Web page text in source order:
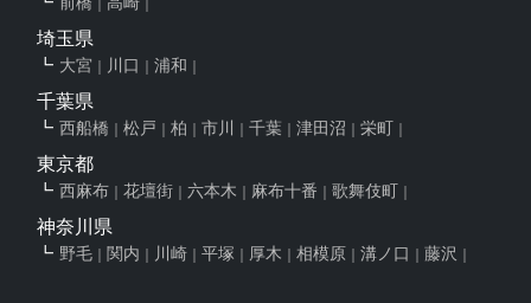
埼玉県
大宮 川口 浦和
千葉県
西船橋 松戸 柏 市川 千葉 津田沼 栄町
東京都
西麻布 花壇街 六本木 麻布十番 歌舞伎町
神奈川県
野毛 関内 川崎 平塚 厚木 相模原 溝ノ口 藤沢